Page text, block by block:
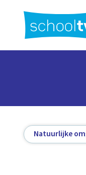
hoofdinhoud
Natuurlijke